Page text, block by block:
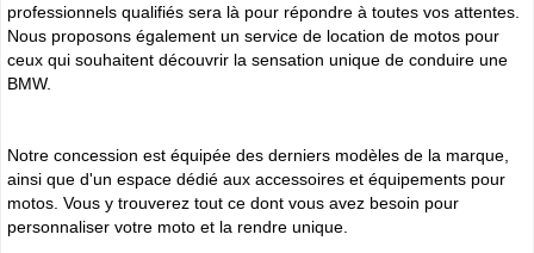
professionnels qualifiés sera là pour répondre à toutes vos attentes.
Nous proposons également un service de location de motos pour
ceux qui souhaitent découvrir la sensation unique de conduire une
BMW.
Notre concession est équipée des derniers modèles de la marque,
ainsi que d'un espace dédié aux accessoires et équipements pour
motos. Vous y trouverez tout ce dont vous avez besoin pour
personnaliser votre moto et la rendre unique.